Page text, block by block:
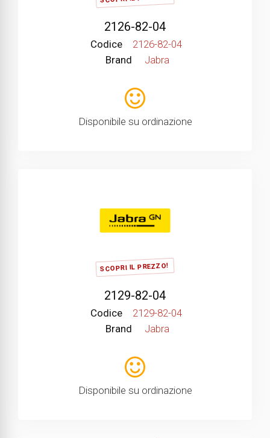
2126-82-04
Codice
2126-82-04
Brand
Jabra
Disponibile su ordinazione
SCOPRI IL PREZZO!
2129-82-04
Codice
2129-82-04
Brand
Jabra
Disponibile su ordinazione